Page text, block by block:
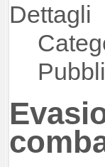
Dettagli